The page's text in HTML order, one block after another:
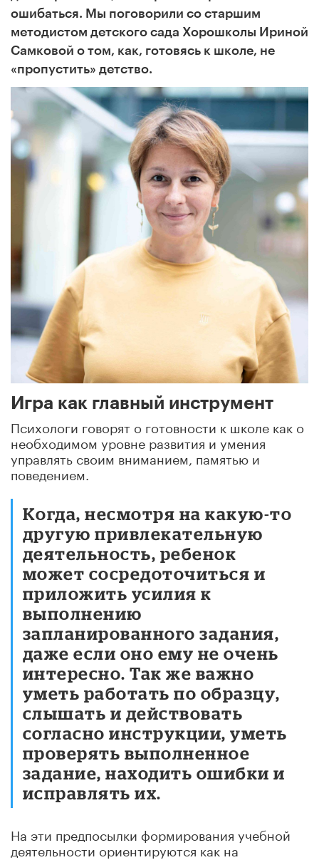
ошибаться. Мы поговорили со старшим
методистом детского сада Хорошколы Ириной
Самковой о том, как, готовясь к школе, не
«пропустить» детство.
Игра как главный инструмент
Психологи говорят о готовности к школе как о
необходимом уровне развития и умения
управлять своим вниманием, памятью и
поведением.
Когда, несмотря на какую-то
другую привлекательную
деятельность, ребенок
может сосредоточиться и
приложить усилия к
выполнению
запланированного задания,
даже если оно ему не очень
интересно. Так же важно
уметь работать по образцу,
слышать и действовать
согласно инструкции, уметь
проверять выполненное
задание, находить ошибки и
исправлять их.
На эти предпосылки формирования учебной
деятельности ориентируются как на